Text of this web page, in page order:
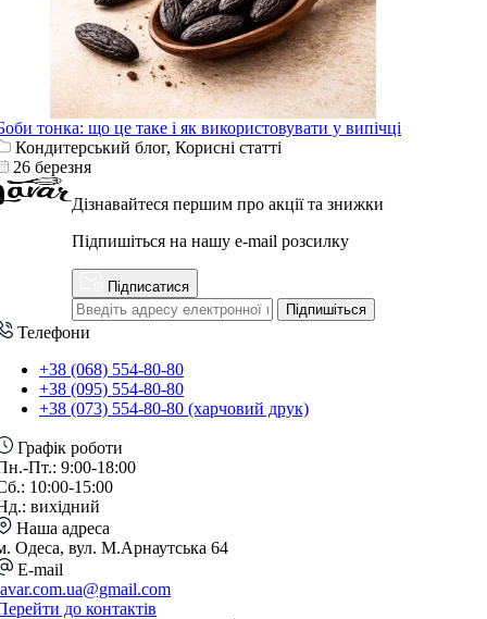
тонка: що це таке і як використовувати у випічці
Кондитерський блог, Корисні статті
26 березня
Дізнавайтеся першим про акції та знижки
Підпишіться на нашу e-mail розсилку
Підписатися
Підпишіться
Телефони
+38 (068) 554-80-80
+38 (095) 554-80-80
+38 (073) 554-80-80 (харчовий друк)
Графік роботи
Пт.: 9:00-18:00
10:00-15:00
вихідний
Наша адреса
Одеса, вул. М.Арнаутська 64
E-mail
до контактів